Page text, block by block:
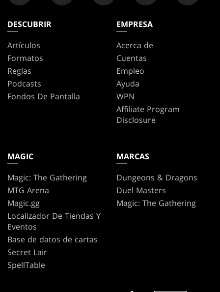
DESCUBRIR
Artículos
Formatos
Reglas
Podcasts
Fondos De Pantalla
EMPRESA
Acerca de
Cuentas
Empleo
Ayuda
WPN
Affiliate Program
Disclosure
MAGIC
Magic: The Gathering
MTG Arena
Magic.gg
Localizador De Tiendas Y
Eventos
Base de datos de cartas
Secret Lair
SpellTable
MARCAS
Dungeons & Dragons
Duel Masters
Magic: The Gathering